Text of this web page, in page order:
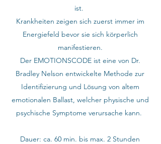
ist.
Krankheiten zeigen sich zuerst immer im
Energiefeld bevor sie sich körperlich
manifestieren.
Der EMOTIONSCODE ist eine von Dr.
Bradley Nelson entwickelte Methode zur
Identifizierung und Lösung von altem
emotionalen Ballast, welcher physische und
psychische Symptome verursache kann.
Dauer: ca. 60 min. bis max. 2 Stunden